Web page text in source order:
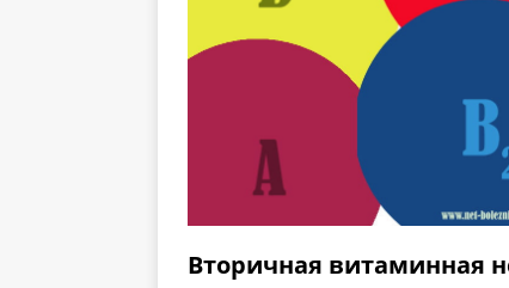
Вторичная витаминная